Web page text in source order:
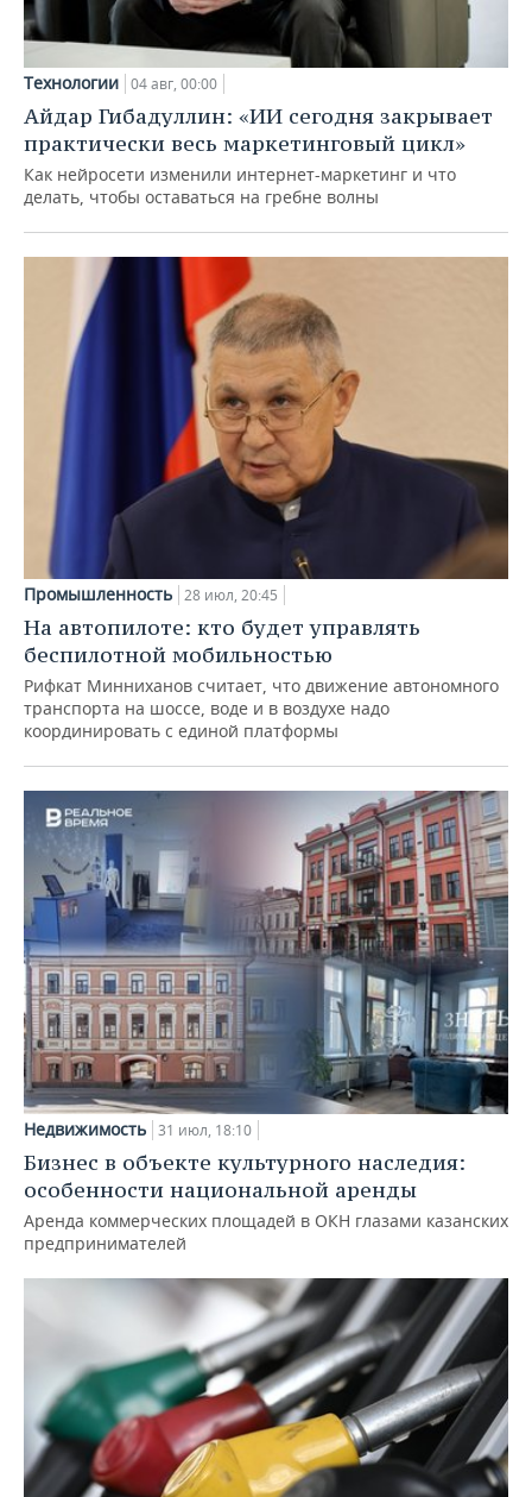
Технологии 04 авг, 00:00
Айдар Гибадуллин: «ИИ сегодня закрывает
практически весь маркетинговый цикл»
Как нейросети изменили интернет-маркетинг и что
делать, чтобы оставаться на гребне волны
Промышленность 28 июл, 20:45
На автопилоте: кто будет управлять
беспилотной мобильностью
Рифкат Минниханов считает, что движение автономного
транспорта на шоссе, воде и в воздухе надо
координировать с единой платформы
Недвижимость 31 июл, 18:10
Бизнес в объекте культурного наследия:
особенности национальной аренды
Аренда коммерческих площадей в ОКН глазами казанских
предпринимателей